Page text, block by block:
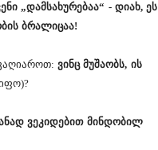
„დამსახურებაა“ - დიახ, ეს
ბრალიცაა!
ვინც მუშაობს, ის
ვეკიდებით მინდობილ